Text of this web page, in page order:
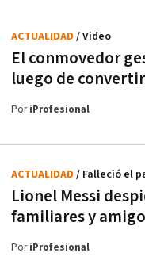
El conmovedor
luego de
ACTUALIDAD / Video
PoriProfesional
Lionel Messi
familiares y
ACTUALIDAD / Falleció el
PoriProfesional